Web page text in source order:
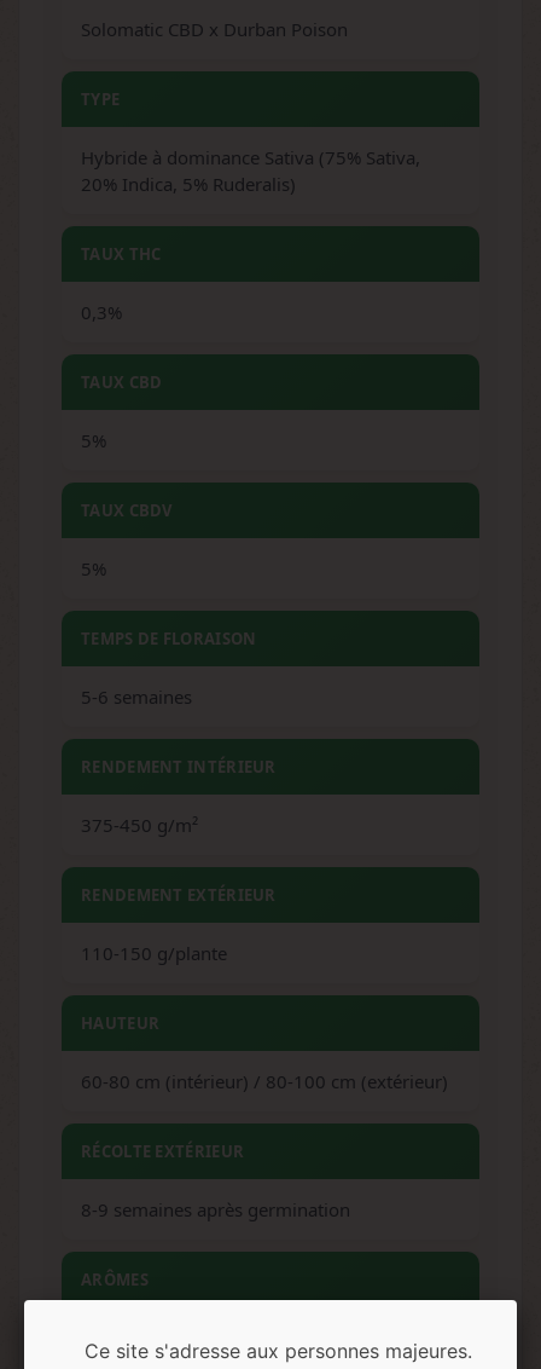
Solomatic CBD x Durban Poison
TYPE
Hybride à dominance Sativa (75% Sativa,
20% Indica, 5% Ruderalis)
TAUX THC
0,3%
TAUX CBD
5%
TAUX CBDV
5%
TEMPS DE FLORAISON
5-6 semaines
RENDEMENT INTÉRIEUR
375-450 g/m²
RENDEMENT EXTÉRIEUR
110-150 g/plante
HAUTEUR
60-80 cm (intérieur) / 80-100 cm (extérieur)
RÉCOLTE EXTÉRIEUR
8-9 semaines après germination
ARÔMES
Pin, terreux, épicé, herbacé
Ce site s'adresse aux personnes majeures.